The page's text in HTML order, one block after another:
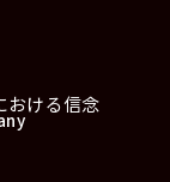
おける信念